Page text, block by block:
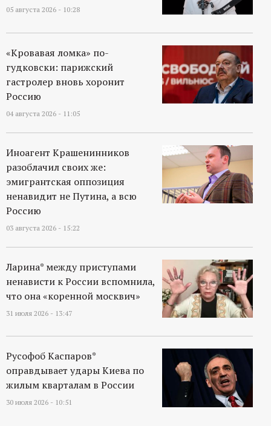
05 августа 2026 - 10:28
«Кровавая ломка» по-
гудковски: парижский
гастролер вновь хоронит
Россию
04 августа 2026 - 11:05
Иноагент Крашенинников
разоблачил своих же:
эмигрантская оппозиция
ненавидит не Путина, а всю
Россию
03 августа 2026 - 15:22
Ларина* между приступами
ненависти к России вспомнила,
что она «коренной москвич»
31 июля 2026 - 13:47
Русофоб Каспаров*
оправдывает удары Киева по
жилым кварталам в России
30 июля 2026 - 10:51